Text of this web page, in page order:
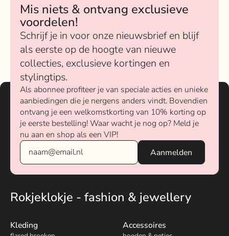
Mis niets & ontvang exclusieve
voordelen!
Schrijf je in voor onze nieuwsbrief en blijf
als eerste op de hoogte van nieuwe
collecties, exclusieve kortingen en
stylingtips.
Als abonnee profiteer je van speciale acties en unieke
aanbiedingen die je nergens anders vindt. Bovendien
ontvang je een welkomstkorting van 10% korting op
je eerste bestelling! Waar wacht je nog op? Meld je
nu aan en shop als een VIP!
Rokjeklokje - fashion & jewellery
Kleding Accessoires